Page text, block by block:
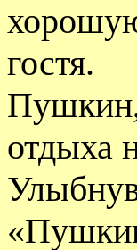
гостя.
Пушкин,
отдыха